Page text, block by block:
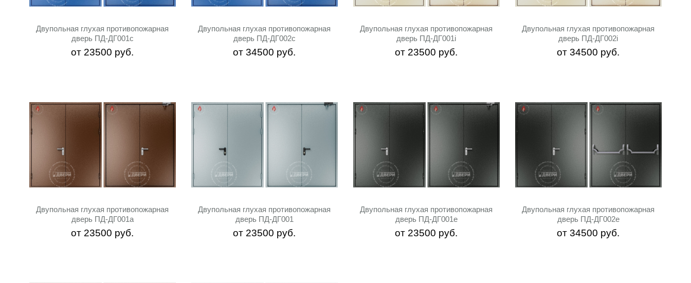
Двупольная глухая противопожарная
дверь ПД-ДГ001c
от 23500 руб.
Двупольная глухая противопожарная
дверь ПД-ДГ002c
от34500 руб.
Двупольная глухая противопожарная
дверь ПД-ДГ001i
от 23500 руб.
Двупольная глухая противопожарная
дверь ПД-ДГ002i
от34500 руб.
Двупольная глухая противопожарная
дверь ПД-ДГ001a
от 23500 руб.
Двупольная глухая противопожарная
дверь ПД-ДГ001
от 23500 руб.
Двупольная глухая противопожарная
дверь ПД-ДГ001e
от 23500 руб.
Двупольная глухая противопожарная
дверь ПД-ДГ002e
от34500 руб.